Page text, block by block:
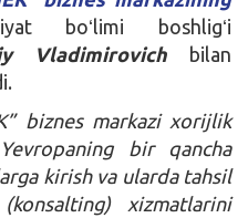
boʻlimi boshligʻi
Vladimirovich
bilan
biznes markazi xorijlik
bir qancha
kirish va ularda tahsil
xizmatlarini